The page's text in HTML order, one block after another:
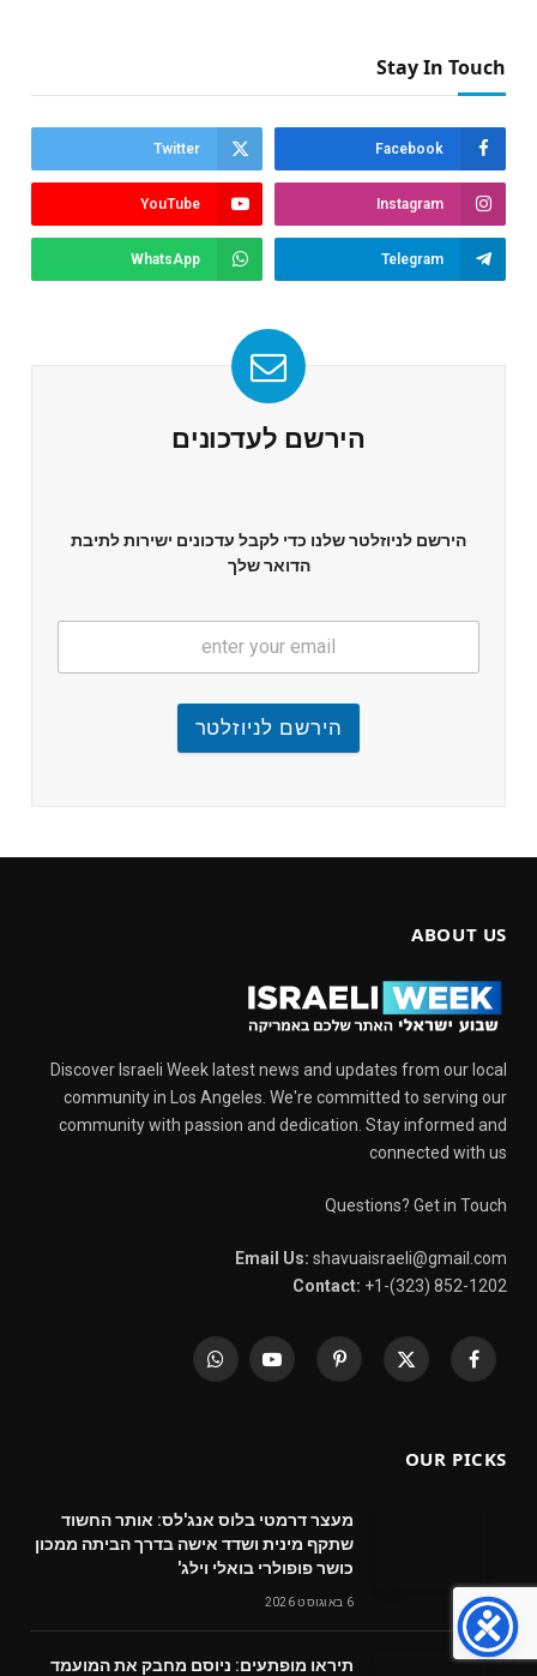
Stay In Touch
Facebook
Twitter
Instagram
YouTube
Telegram
WhatsApp
הירשם לעדכונים
הירשם לניוזלטר שלנו כדי לקבל עדכונים ישירות לתיבת
הדואר שלך
הירשם לניוזלטר
ABOUT US
Discover Israeli Week latest news and updates from our local
community in Los Angeles. We're committed to serving our
community with passion and dedication. Stay informed and
connected with us
Questions? Get in Touch
Email Us: shavuaisraeli@gmail.com
Contact: +1-(323) 852-1202
Facebook
X
Pinterest
YouTube
WhatsApp
OUR PICKS
מעצר דרמטי בלוס אנג'לס: אותר החשוד
שתקף מינית ושדד אישה בדרך הביתה ממכון
כושר פופולרי בואלי וילג'
6 באוגוסט 2026
תיראו מופתעים: ניוסם מחבק את המועמד